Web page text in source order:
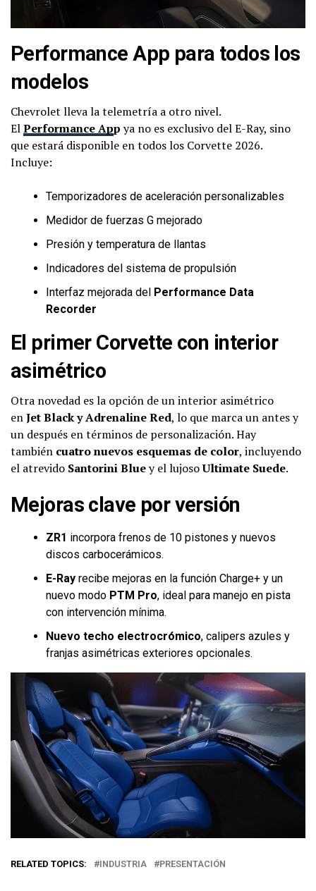
Performance App para todos los
modelos
Chevrolet lleva la telemetría a otro nivel.
ElPerformance App ya no es exclusivo del E-Ray, sino
que estará disponible en todos los Corvette 2026.
Incluye:
Temporizadores de aceleración personalizables
Medidor de fuerzas G mejorado
Presión y temperatura de llantas
Indicadores del sistema de propulsión
Interfaz mejorada del Performance Data
Recorder
El primer Corvette con interior
asimétrico
Otra novedad es la opción de un interior asimétrico
enJet Black y Adrenaline Red, lo que marca un antes y
un después en términos de personalización. Hay
también cuatro nuevos esquemas de color, incluyendo
el atrevido Santorini Bluey el lujosoUltimate Suede.
Mejoras clave por versión
ZR1 incorpora frenos de 10 pistones y nuevos
discos carbocerámicos.
E-Ray recibe mejoras en la función Charge+ y un
nuevo modo PTM Pro, ideal para manejo en pista
con intervención mínima.
Nuevo techo electrocrómico, calipers azules y
franjas asimétricas exteriores opcionales.
RELATED TOPICS: INDUSTRIA PRESENTACIÓN